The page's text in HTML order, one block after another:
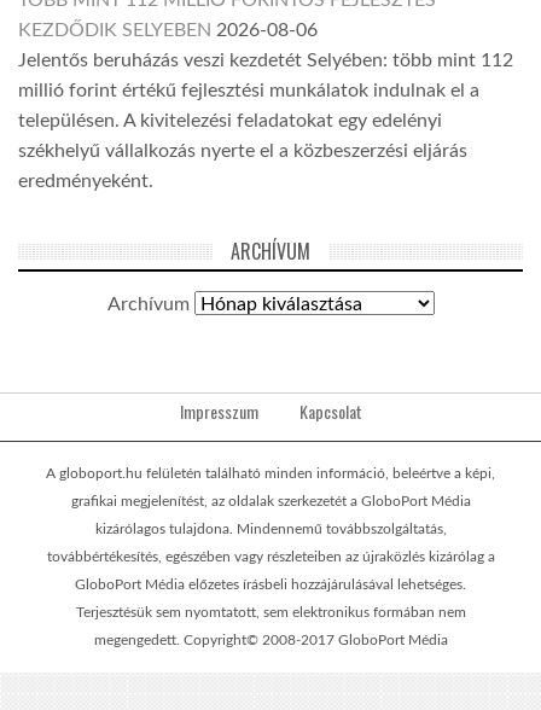
KEZDŐDIK SELYEBEN 2026-08-06
Jelentős beruházás veszi kezdetét Selyében: több mint 112
millió forint értékű fejlesztési munkálatok indulnak el a
településen. A kivitelezési feladatokat egy edelényi
székhelyű vállalkozás nyerte el a közbeszerzési eljárás
eredményeként.
ARCHÍVUM
Archívum
Impresszum Kapcsolat
A globoport.hu felületén található minden információ, beleértve a képi,
grafikai megjelenítést, az oldalak szerkezetét a GloboPort Média
kizárólagos tulajdona. Mindennemű továbbszolgáltatás,
továbbértékesítés, egészében vagy részleteiben az újraközlés kizárólag a
GloboPort Média előzetes írásbeli hozzájárulásával lehetséges.
Terjesztésük sem nyomtatott, sem elektronikus formában nem
megengedett. Copyright© 2008-2017 GloboPort Média